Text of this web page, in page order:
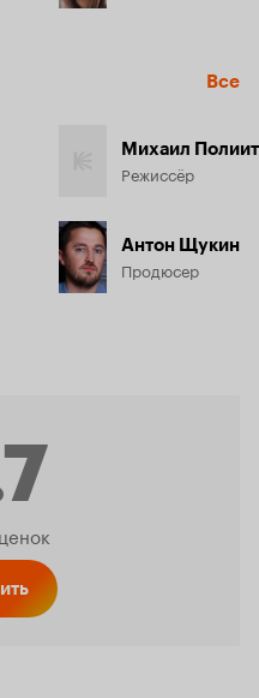
Все
Михаил Полиит
Режиссёр
Антон Щукин
Продюсер